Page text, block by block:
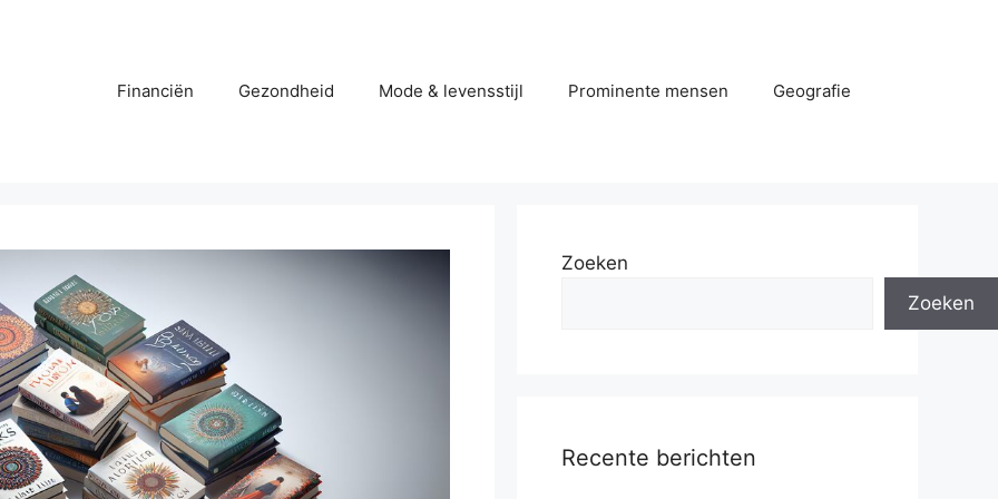
Financiën Gezondheid Mode & levensstijl Prominente mensen Geografie
Zoeken
Zoeken
Recente berichten